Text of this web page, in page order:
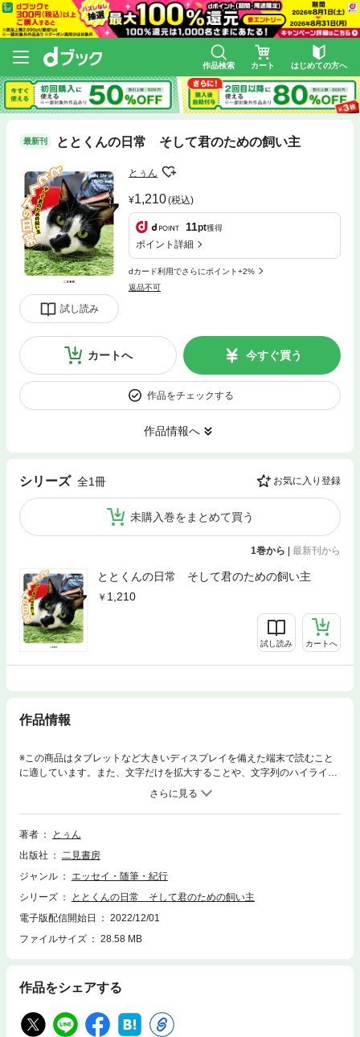
作品検索 カート はじめての方へ
最新刊 ととくんの日常 そして君のための飼い主
試し読み
とぅん
1,210(税込)
11pt獲得
ポイント詳細
dカード利用でさらにポイント+2%
返品不可
カートへ 今すぐ買う
作品をチェックする
作品情報へ
シリーズ 全1冊 お気に入り登録
未購入巻をまとめて買う
1巻から 最新刊から
ととくんの日常 そして君のための飼い主
1,210
試し読み カートへ
作品情報
※この商品はタブレットなど大きいディスプレイを備えた端末で読むこと
に適しています。また、文字だけを拡大することや、文字列のハイライ
ト、検索、辞書の参照、引用などの機能が使用できません。帰宅後突然IQ
3になる飼い主と、ととくんのちょっと騒がしい日常！～TikTokフォロワ
ー60万人が注目～ひじょうにハイテンションな飼い主「とぅん」と、合い
の手上手な猫「ととくん」。この日常を、ととくんのかわいいグラビア＋
Tiktokではフォロワー数60万人、総再生数1,600万回再生されている人気
猫。21年に開催されたTiktok動画コンテストでは、【動物コレクション部
著者
とぅん
出版社
二見書房
ジャンル
エッセイ・随筆・紀行
シリーズ
ととくんの日常 そして君のための飼い主
電子版配信開始日
2022/12/01
ファイルサイズ
28.58 MB
作品をシェアする